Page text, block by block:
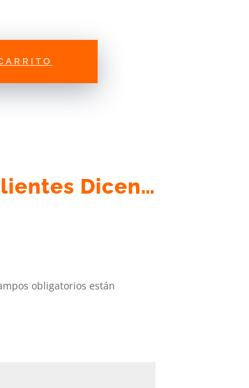
Dicen…
obligatorios están